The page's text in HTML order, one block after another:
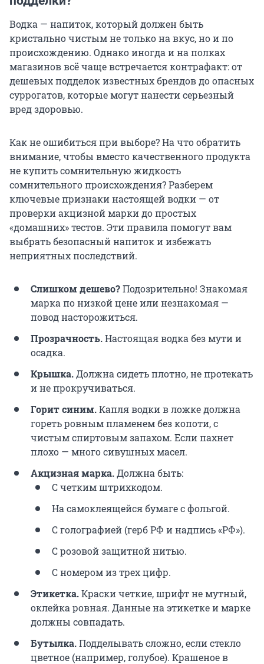
Водка — напиток, который должен быть
кристально чистым не только на вкус, но и по
происхождению. Однако иногда и на полках
магазинов всё чаще встречается контрафакт: от
дешевых подделок известных брендов до опасных
суррогатов, которые могут нанести серьезный
вред здоровью.
Как не ошибиться при выборе? На что обратить
внимание, чтобы вместо качественного продукта
не купить сомнительную жидкость
сомнительного происхождения? Разберем
ключевые признаки настоящей водки — от
проверки акцизной марки до простых
«домашних» тестов. Эти правила помогут вам
выбрать безопасный напиток и избежать
неприятных последствий.
Слишком дешево?Подозрительно! Знакомая
марка по низкой цене или незнакомая —
повод насторожиться.
Прозрачность.Настоящая водка без мути и
осадка.
Крышка.Должна сидеть плотно, не протекать
и не прокручиваться.
Горит синим.Капля водки в ложке должна
гореть ровным пламенем без копоти, с
чистым спиртовым запахом. Если пахнет
плохо — много сивушных масел.
Акцизная марка.Должна быть:
С четким штрихкодом.
На самоклеящейся бумаге с фольгой.
С голографией (герб РФ и надпись «РФ»).
С розовой защитной нитью.
С номером из трех цифр.
Этикетка.Краски четкие, шрифт не мутный,
оклейка ровная. Данные на этикетке и марке
должны совпадать.
Бутылка.Подделывать сложно, если стекло
цветное (например, голубое). Крашеное в